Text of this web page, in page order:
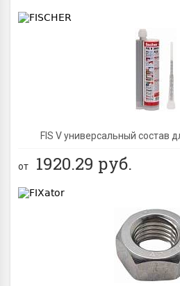
FIS V универсальный состав
от 1920.29 руб.